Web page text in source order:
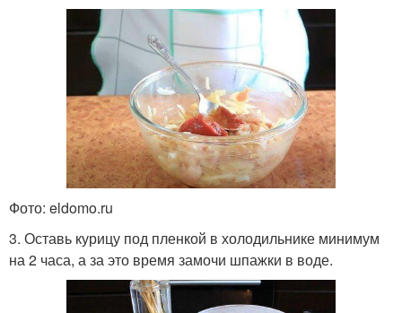
Фото: eldomo.ru
3. Оставь курицу под пленкой в холодильнике минимум
на 2 часа, а за это время замочи шпажки в воде.